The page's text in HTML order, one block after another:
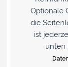
Optionale
die
ist
unten